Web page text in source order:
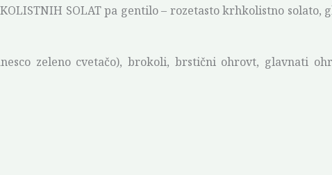
SOLAT pa gentilo – rozetasto krhkolistno
zeleno cvetačo), brokoli, brstični ohrovt, glavnati